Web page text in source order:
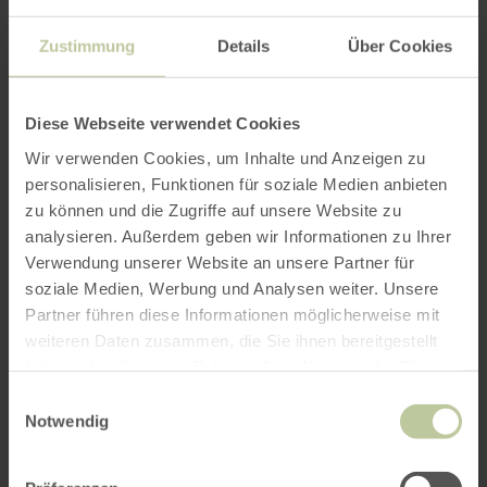
Zustimmung Details Über Cookies
Diese Webseite verwendet Cookies
Wir verwenden Cookies, um Inhalte und Anzeigen zu
personalisieren, Funktionen für soziale Medien anbieten
zu können und die Zugriffe auf unsere Website zu
analysieren. Außerdem geben wir Informationen zu Ihrer
Verwendung unserer Website an unsere Partner für
soziale Medien, Werbung und Analysen weiter. Unsere
Partner führen diese Informationen möglicherweise mit
weiteren Daten zusammen, die Sie ihnen bereitgestellt
Notwendig
Steakhaus Büffel
Heimbach
fermé aujourd'hui
Steaks - Bar - Burgers
en
plus
sur
Steakhaus
Büffel